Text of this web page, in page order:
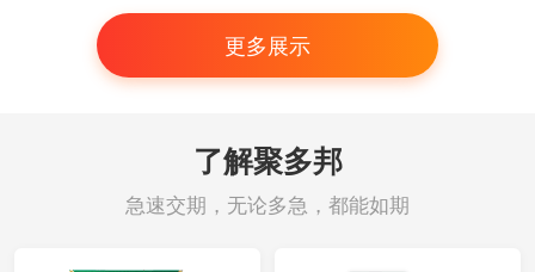
更多展示
了解聚多邦
急速交期，无论多急，都能如期